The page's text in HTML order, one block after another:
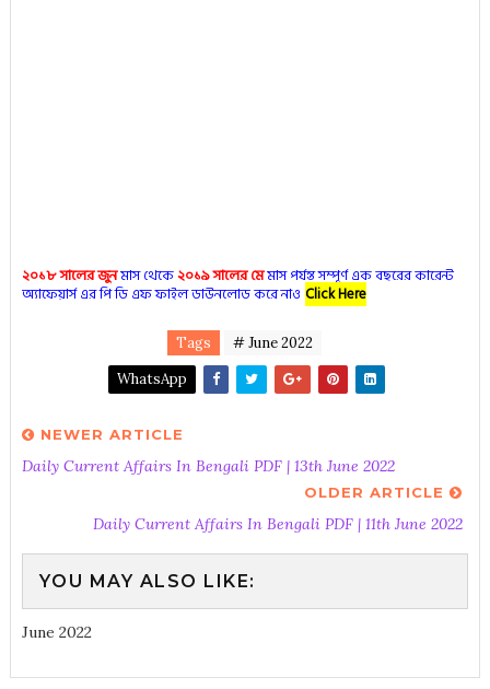
২০১৮ সালের জুনমাস থেকে২০১৯ সালের মেমাস পর্যন্ত সম্পূর্ণ এক বছরের কারেন্ট
অ্যাফেয়ার্স এর পি ডি এফ ফাইল ডাউনলোড করে নাও Click Here
Tags
# June 2022
WhatsApp
NEWER ARTICLE
Daily Current Affairs In Bengali PDF | 13th June 2022
OLDER ARTICLE
Daily Current Affairs In Bengali PDF | 11th June 2022
YOU MAY ALSO LIKE:
June 2022